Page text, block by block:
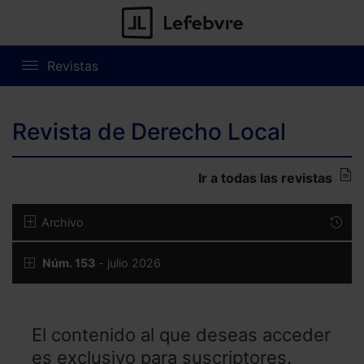
Revistas
Revista de Derecho Local
Ir a todas las revistas
Archivo
Núm. 153 - julio 2026
El contenido al que deseas acceder
es exclusivo para suscriptores.